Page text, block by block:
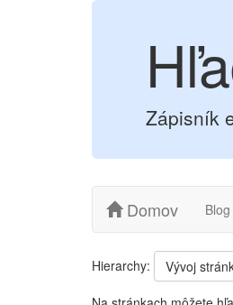
Zápisník
Domov Blog
Hierarchy:
Vývoj